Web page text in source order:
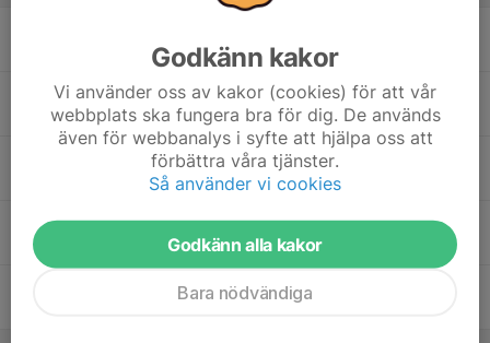
Tor
Godkänn kakor
Vi använder oss av kakor (cookies) för att vår
webbplats ska fungera bra för dig. De används
även för webbanalys i syfte att hjälpa oss att
förbättra våra tjänster.
Så använder vi cookies
Godkänn alla kakor
Bara nödvändiga